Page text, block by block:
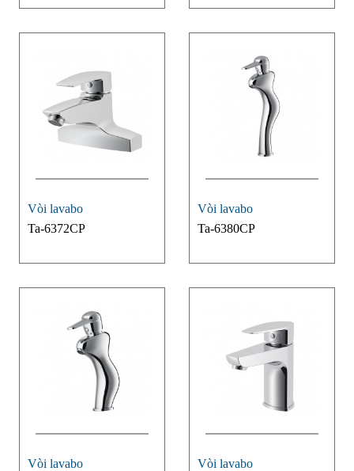
Vòi lavabo
Ta-6372CP
Vòi lavabo
Ta-6380CP
Vòi lavabo
Vòi lavabo